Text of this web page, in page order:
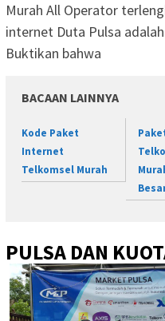
Murah All Operator
internet Duta Pulsa
Buktikan bahwa
BACAAN LAINNYA
Kode Paket
Internet
Telkomsel Murah
PULSA DAN